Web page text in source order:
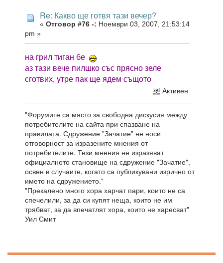
Re: Какво ще готвя тази вечер?
« Отговор #76 -: Ноември 03, 2007, 21:53:14
pm »
на грил тиган бе
аз тази вече пилшко със прясно зеле
сготвих, утре пак ще ядем същото
Активен
"Форумите са място за свободна дискусия между
потребителите на сайта при спазване на
правилата. Сдружение "Зачатие" не носи
отговорност за изразените мнения от
потребителите. Тези мнения не изразяват
официалното становище на сдружение "Зачатие",
освен в случаите, когато са публикувани изрично от
името на сдружението."
"Прекалено много хора харчат пари, които не са
спечелили, за да си купят неща, които не им
трябват, за да впечатлят хора, които не харесват"
Уил Смит